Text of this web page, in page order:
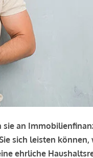
an
sich leisten
ehrliche